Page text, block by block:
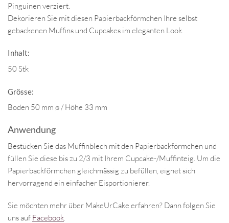
Pinguinen verziert.
Dekorieren Sie mit diesen Papierbackförmchen Ihre selbst
gebackenen Muffins und Cupcakes im eleganten Look.
Inhalt:
50 Stk
Grösse:
Boden 50 mm ø / Höhe 33 mm
Anwendung
Bestücken Sie das Muffinblech mit den Papierbackförmchen und
füllen Sie diese bis zu 2/3 mit Ihrem Cupcake-/Muffinteig. Um die
Papierbackförmchen gleichmässig zu befüllen, eignet sich
hervorragend ein einfacher Eisportionierer.
Sie möchten mehr über MakeUrCake erfahren? Dann folgen Sie
uns auf Facebook.